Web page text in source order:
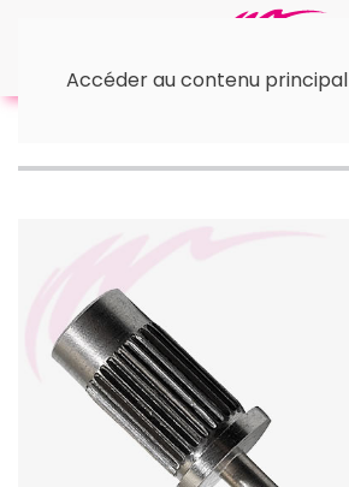
Accéder au contenu principal